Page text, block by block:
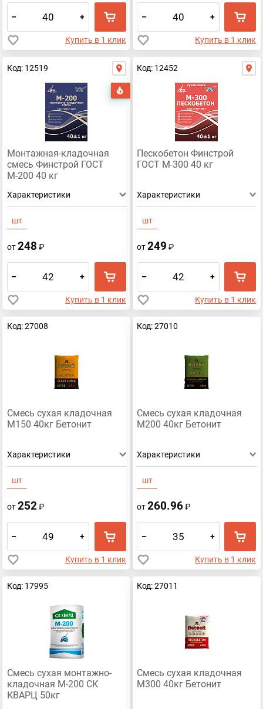
– +
Купить в 1 клик
– +
Купить в 1 клик
Код: 12519
Монтажная-кладочная
смесь Финстрой ГОСТ
М-200 40 кг
Характеристики
шт
от248 ₽
– +
Купить в 1 клик
Код: 12452
Пескобетон Финстрой
ГОСТ М-300 40 кг
Характеристики
шт
от249 ₽
– +
Купить в 1 клик
Код: 27008
Смесь сухая кладочная
М150 40кг Бетонит
Характеристики
шт
от252₽
– +
Купить в 1 клик
Код: 27010
Смесь сухая кладочная
М200 40кг Бетонит
Характеристики
шт
от260.96₽
– +
Купить в 1 клик
Код: 17995
Смесь сухая монтажно-
кладочная М-200 СК
КВАРЦ 50кг
Код: 27011
Смесь сухая кладочная
М300 40кг Бетонит